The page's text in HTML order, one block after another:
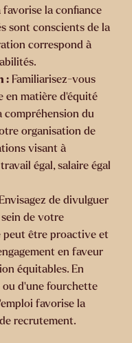
la confiance
sont conscients de la
correspond à
: Familiarisez-vous
en matière d'équité
compréhension du
organisation de
visant à
égal, salaire égal
de divulguer
de votre
peut être proactive et
en faveur
équitables. En
ou d'une fourchette
favorise la
recrutement.